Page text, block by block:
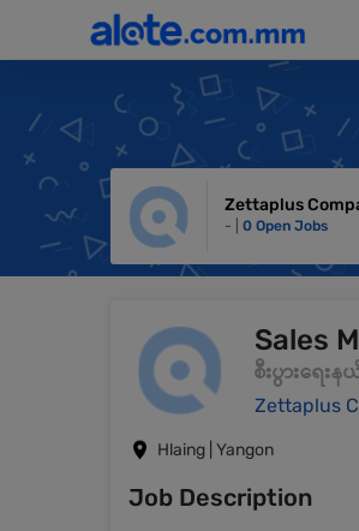
Zettaplus
- | 0 Open Jobs
Sales
စီးပွားရေး
Zettaplus
Hlaing | Yangon
Job Description